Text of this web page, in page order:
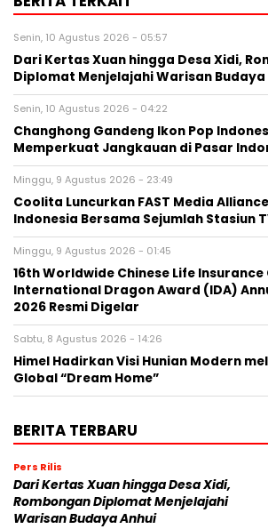
Senin, 10 Agustus 2026 - 05:57
Dari Kertas Xuan hingga Desa Xidi,
Diplomat Menjelajahi Warisan Budaya
Senin, 10 Agustus 2026 - 04:22
Changhong Gandeng Ikon Pop
Memperkuat Jangkauan di Pasar
Minggu, 9 Agustus 2026 - 23:49
Coolita Luncurkan FAST Media
Indonesia Bersama Sejumlah Stasiun
Minggu, 9 Agustus 2026 - 01:45
16th Worldwide Chinese Life Insurance
International Dragon Award (IDA)
2026 Resmi Digelar
Sabtu, 8 Agustus 2026 - 14:26
Himel Hadirkan Visi Hunian Modern
Global “Dream Home”
BERITA TERBARU
Pers Rilis
Dari Kertas Xuan hingga Desa Xidi,
Rombongan Diplomat Menjelajahi
Warisan Budaya Anhui